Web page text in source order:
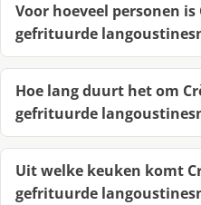
Voor hoeveel personen
gefrituurde
Hoe lang duurt het om
gefrituurde
Uit welke keuken komt
gefrituurde